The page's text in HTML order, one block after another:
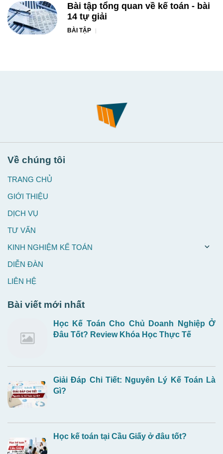
Bài tập tổng quan về kế toán - bài
14 tự giải
BÀI TẬP
Về chúng tôi
TRANG CHỦ
GIỚI THIỆU
DỊCH VỤ
TƯ VẤN
KINH NGHIỆM KẾ TOÁN
DIỄN ĐÀN
LIÊN HỆ
Bài viết mới nhất
Học Kế Toán Cho Chủ Doanh Nghiệp Ở
Đâu Tốt? Review Khóa Học Thực Tế
Giải Đáp Chi Tiết: Nguyên Lý Kế Toán Là
Gì?
Học kế toán tại Cầu Giấy ở đâu tốt?